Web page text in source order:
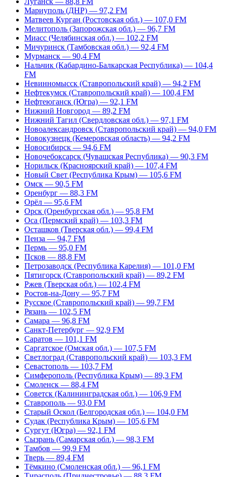
Мариуполь (ДНР) — 97,2 FM
Матвеев Курган (Ростовская обл.) — 107,0 FM
Мелитополь (Запорожская обл.) — 96,7 FM
Миасс (Челябинская обл.) — 102,2 FM
Мичуринск (Тамбовская обл.) — 92,4 FM
Мурманск — 90,4 FM
Нальчик (Кабардино-Балкарская Республика) — 104,4
FM
Невинномысск (Ставропольский край) — 94,2 FM
Нефтекумск (Ставропольский край) — 100,4 FM
Нефтеюганск (Югра) — 92,1 FM
Нижний Новгород — 89,2 FM
Нижний Тагил (Свердловская обл.) — 97,1 FM
Новоалександровск (Ставропольский край) — 94,0 FM
Новокузнецк (Кемеровская область) — 94,2 FM
Новосибирск — 94,6 FM
Новочебоксарск (Чувашская Республика) — 90,3 FM
Норильск (Красноярский край) — 107,4 FM
Новый Свет (Республика Крым) — 105,6 FM
Омск — 90,5 FM
Оренбург — 88,3 FM
Орёл — 95,6 FM
Орск (Оренбургская обл.) — 95,8 FM
Оса (Пермский край) — 103,3 FM
Осташков (Тверская обл.) — 99,4 FM
Пенза — 94,7 FM
Пермь — 95,0 FM
Псков — 88,8 FM
Петрозаводск (Республика Карелия) — 101,0 FM
Пятигорск (Ставропольский край) — 89,2 FM
Ржев (Тверская обл.) — 102,4 FM
Ростов-на-Дону — 95,7 FM
Русское (Ставропольский край) — 99,7 FM
Рязань — 102,5 FM
Самара — 96,8 FM
Санкт-Петербург — 92,9 FM
Саратов — 101,1 FM
Саргатское (Омская обл.) — 107,5 FM
Светлоград (Ставропольский край) — 103,3 FM
Севастополь — 103,7 FM
Симферополь (Республика Крым) — 89,3 FM
Смоленск — 88,4 FM
Советск (Калининградская обл.) — 106,9 FM
Ставрополь — 93,0 FM
Старый Оскол (Белгородская обл.) — 104,0 FM
Судак (Республика Крым) — 105,6 FM
Сургут (Югра) — 92,1 FM
Сызрань (Самарская обл.) — 98,3 FM
Тамбов — 99,9 FM
Тверь — 89,4 FM
Тёмкино (Смоленская обл.) — 96,1 FM